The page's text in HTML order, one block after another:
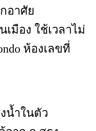
อาศัย
มือง ใช้เวลาไม่
ห้องเลขที่
น้ำในตัว